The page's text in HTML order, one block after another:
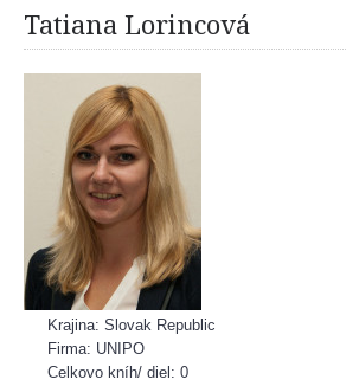
Tatiana Lorincová
Krajina: Slovak Republic
Firma: UNIPO
Celkovo kníh/ diel: 0